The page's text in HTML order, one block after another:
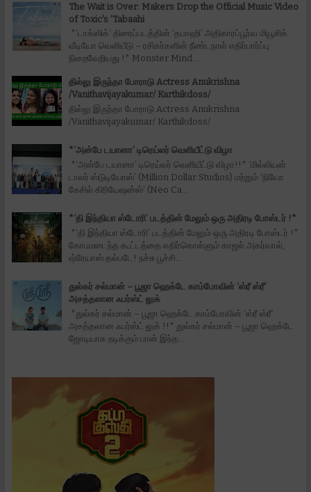
The Wait is Over: Makers Drop the Official Music Video
of Toxic's 'Tabaahi
*‘டாக்ஸிக்‘ திரைப்படத்தின் ‘தபாஹி’ அதிகாரப்பூர்வ மியூசிக்
வீடியோ வெளியீடு – ரசிகர்களின் நீண்டநாள் எதிர்பார்ப்பு
நிறைவேறியது !* Monster Mind...
தில்லு இருந்தா போராடு Actress Anukrishna
/Vanithavijayakumar/ Karthikdoss/
தில்லு இருந்தா போராடு Actress Anukrishna
/Vanithavijayakumar/ Karthikdoss/
*‘அன்பே டயானா’ டிரெய்லர் வெளியீட்டு விழா
*‘அன்பே டயானா’ டிரெய்லர் வெளியீட்டு விழா!!* ‘மில்லியன்
டாலர் ஸ்டுடியோஸ்’ (Million Dollar Studios) மற்றும் ‘நியோ
கேசில் கிரியேஷன்ஸ்’ (Neo Ca...
*‘தி இந்தியா ஸ்டோரி’ படத்தின் மேலும் ஒரு அதிரடி போஸ்டர் !*
*‘தி இந்தியா ஸ்டோரி’ படத்தின் மேலும் ஒரு அதிரடி போஸ்டர் !*
கோபமடைந்த கூட்டத்தை எதிர்கொள்ளும் காஜல் அகர்வால்,
ஷ்ரேயாஸ் தல்படே! நச்சு பூச்சி...
துல்கர் சல்மான் – பூஜா ஹெக்டே காம்போவின் ‘ஸ்ரீ ஸ்ரீ’
அசத்தலான ஃபர்ஸ்ட் லுக்
*துல்கர் சல்மான் – பூஜா ஹெக்டே காம்போவின் ‘ஸ்ரீ ஸ்ரீ’
அசத்தலான ஃபர்ஸ்ட் லுக் !!* துல்கர் சல்மான் – பூஜா ஹெக்டே
ஜோடியாக நடிக்கும் பான் இந்த...